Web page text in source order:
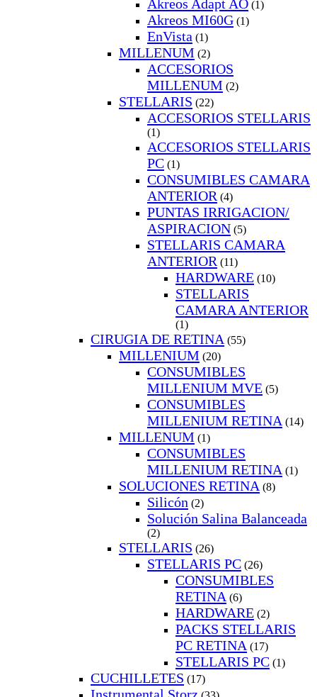
Akreos Adapt AO (1)
Akreos MI60G (1)
EnVista (1)
MILLENUM (2)
ACCESORIOS
MILLENUM (2)
STELLARIS (22)
ACCESORIOS STELLARIS
(1)
ACCESORIOS STELLARIS
PC (1)
CONSUMIBLES CAMARA
ANTERIOR (4)
PUNTAS IRRIGACION/
ASPIRACION (5)
STELLARIS CAMARA
ANTERIOR (11)
HARDWARE (10)
STELLARIS
CAMARA ANTERIOR
(1)
CIRUGIA DE RETINA (55)
MILLENIUM (20)
CONSUMIBLES
MILLENIUM MVE (5)
CONSUMIBLES
MILLENIUM RETINA (14)
MILLENUM (1)
CONSUMIBLES
MILLENIUM RETINA (1)
SOLUCIONES RETINA (8)
Silicón (2)
Solución Salina Balanceada
(2)
STELLARIS (26)
STELLARIS PC (26)
CONSUMIBLES
RETINA (6)
HARDWARE (2)
PACKS STELLARIS
PC RETINA (17)
STELLARIS PC (1)
CUCHILLETES (17)